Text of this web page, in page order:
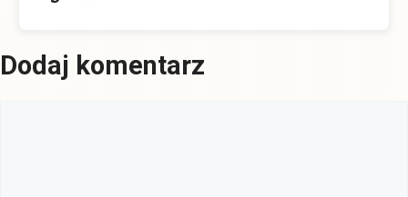
Dodaj komentarz